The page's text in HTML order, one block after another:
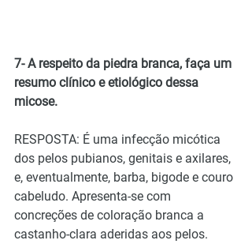
7- A respeito da piedra branca, faça um
resumo clínico e etiológico dessa
micose.
RESPOSTA: É uma infecção micótica
dos pelos pubianos, genitais e axilares,
e, eventualmente, barba, bigode e couro
cabeludo. Apresenta-se com
concreções de coloração branca a
castanho-clara aderidas aos pelos.